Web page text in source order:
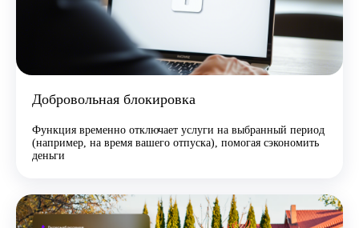
Добровольная блокировка
Функция временно отключает услуги на выбранный период
(например, на время вашего отпуска), помогая сэкономить
деньги